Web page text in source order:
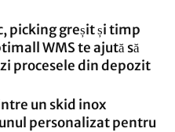
picking greșit și timp
WMS te ajută să
procesele din depozit
un skid inox
personalizat pentru